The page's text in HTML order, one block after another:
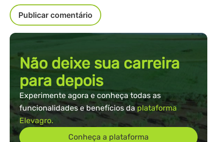
Não deixe sua carreira
para depois
Experimente agora e conheça todas as
funcionalidades e benefícios daplataforma
Elevagro.
Conheça a plataforma